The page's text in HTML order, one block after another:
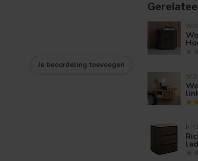
Je beoordeling toevoegen